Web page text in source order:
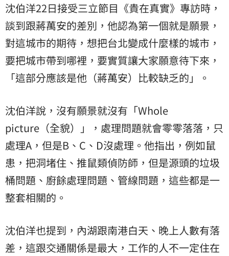
沈伯洋22日接受三立節目《貴在真實》專訪時，
談到跟蔣萬安的差別，他認為第一個就是願景，
對這城市的期待，想把台北變成什麼樣的城市，
要把城市帶到哪裡，要實質讓大家願意待下來，
「這部分應該是他（蔣萬安）比較缺乏的」。
沈伯洋說，沒有願景就沒有「Whole
picture（全貌）」，處理問題就會零零落落，只
處理A，但是B、C、D沒處理。他指出，例如鼠
患，把洞堵住、推鼠類偵防師，但是源頭的垃圾
桶問題、廚餘處理問題、管線問題，這些都是一
整套相關的。
沈伯洋也提到，內湖跟南港白天、晚上人數有落
差，這跟交通關係是最大，工作的人不一定住在